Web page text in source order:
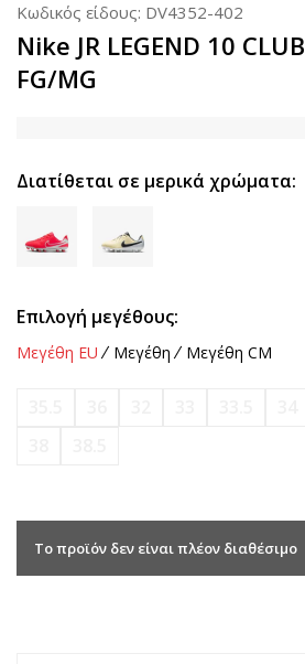
Κωδικός είδους: DV4352-402
Nike JR LEGEND 10 CLUB
FG/MG
Διατίθεται σε μερικά χρώματα:
Επιλογή μεγέθους:
Μεγέθη EU Μεγέθη Μεγέθη CM
Το προϊόν δεν είναι πλέον διαθέσιμο